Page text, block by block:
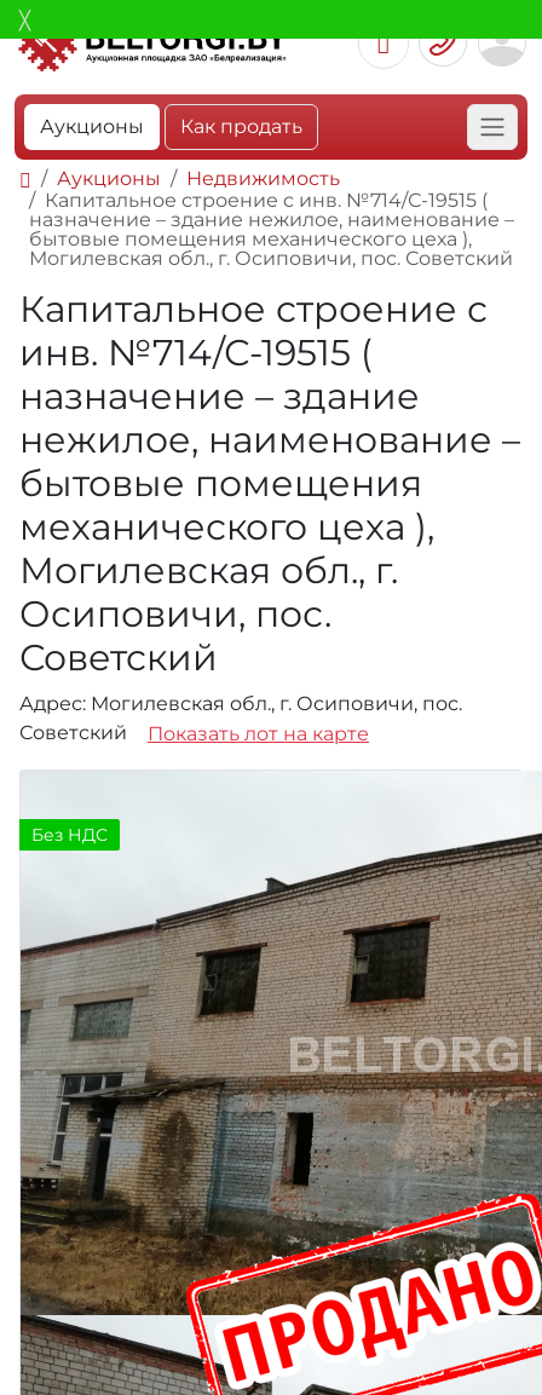
Аукционы Как продать
Аукционы
Недвижимость
Капитальное строение с инв. №714/С-19515 (
назначение – здание нежилое, наименование –
бытовые помещения механического цеха ),
Могилевская обл., г. Осиповичи, пос. Советский
Капитальное строение с
инв. №714/С-19515 (
назначение – здание
нежилое, наименование –
бытовые помещения
механического цеха ),
Могилевская обл., г.
Осиповичи, пос.
Советский
Адрес: Могилевская обл., г. Осиповичи, пос.
Советский
Показать лот на карте
Без НДС